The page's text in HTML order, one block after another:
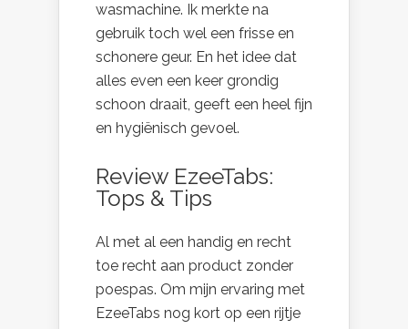
wasmachine. Ik merkte na
gebruik toch wel een frisse en
schonere geur. En het idee dat
alles even een keer grondig
schoon draait, geeft een heel fijn
en hygiënisch gevoel.
Review EzeeTabs:
Tops & Tips
Al met al een handig en recht
toe recht aan product zonder
poespas. Om mijn ervaring met
EzeeTabs nog kort op een rijtje